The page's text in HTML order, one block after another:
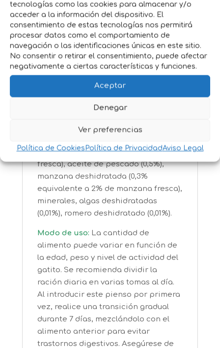
tecnologías como las cookies para almacenar y/o
acceder a la información del dispositivo. El
consentimiento de estas tecnologías nos permitirá
procesar datos como el comportamiento de
navegación o las identificaciones únicas en este sitio.
No consentir o retirar el consentimiento, puede afectar
negativamente a ciertas características y funciones.
Aceptar
Denegar
Ver preferencias
Política de Cookies Política de PrivacidadAviso Legal
Ingredientes:Carne de pollo campero
deshuesada (30%), proteína de pollo
deshidratada (29%), guisantes
deshidratados (10%), almidón de
guisantes, grasa de ave (4%),
garbanzos deshidratados (4%),
patatas deshidratadas (4%),
proteínas animales hidrolizadas (ave,
cerdo, pescado) (3%), proteína de
deshidratada (0,7%), proteína de
equivalente a 4% de zanahoria
fresca), aceite de pescado (0,5%),
manzana deshidratada (0,3%
equivalente a 2% de manzana fresca),
minerales, algas deshidratadas
(0,01%), romero deshidratado (0,01%).
Modo de uso: La cantidad de
alimento puede variar en función de
la edad, peso y nivel de actividad del
gatito. Se recomienda dividir la
ración diaria en varias tomas al día.
Al introducir este pienso por primera
vez, realice una transición gradual
durante 7 días, mezclándolo con el
alimento anterior para evitar
trastornos digestivos. Asegúrese de